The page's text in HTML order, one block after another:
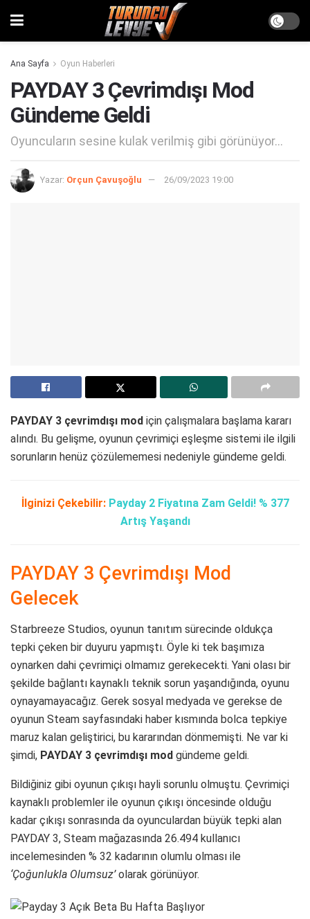
Ana Sayfa Oyun Haberleri
PAYDAY 3 Çevrimdışı Mod
Gündeme Geldi
Oyuncuların sesine kulak verilmiş gibi görünüyor...
Yazar: Orçun Çavuşoğlu 26/09/2023 19:00
PAYDAY 3 çevrimdışı mod için çalışmalara başlama kararı
alındı. Bu gelişme, oyunun çevrimiçi eşleşme sistemi ile ilgili
sorunların henüz çözülememesi nedeniyle gündeme geldi.
İlginizi Çekebilir: Payday 2 Fiyatına Zam Geldi! % 377
Artış Yaşandı
PAYDAY 3 Çevrimdışı Mod
Gelecek
Starbreeze Studios, oyunun tanıtım sürecinde oldukça
tepki çeken bir duyuru yapmıştı. Öyle ki tek başımıza
oynarken dahi çevrimiçi olmamız gerekecekti. Yani olası bir
şekilde bağlantı kaynaklı teknik sorun yaşandığında, oyunu
oynayamayacağız. Gerek sosyal medyada ve gerekse de
oyunun Steam sayfasındaki haber kısmında bolca tepkiye
maruz kalan geliştirici, bu kararından dönmemişti. Ne var ki
şimdi, PAYDAY 3 çevrimdışı mod gündeme geldi.
Bildiğiniz gibi oyunun çıkışı hayli sorunlu olmuştu. Çevrimiçi
kaynaklı problemler ile oyunun çıkışı öncesinde olduğu
kadar çıkışı sonrasında da oyunculardan büyük tepki alan
PAYDAY 3, Steam mağazasında 26.494 kullanıcı
incelemesinden % 32 kadarının olumlu olması ile
‘Çoğunlukla Olumsuz’olarak görünüyor.